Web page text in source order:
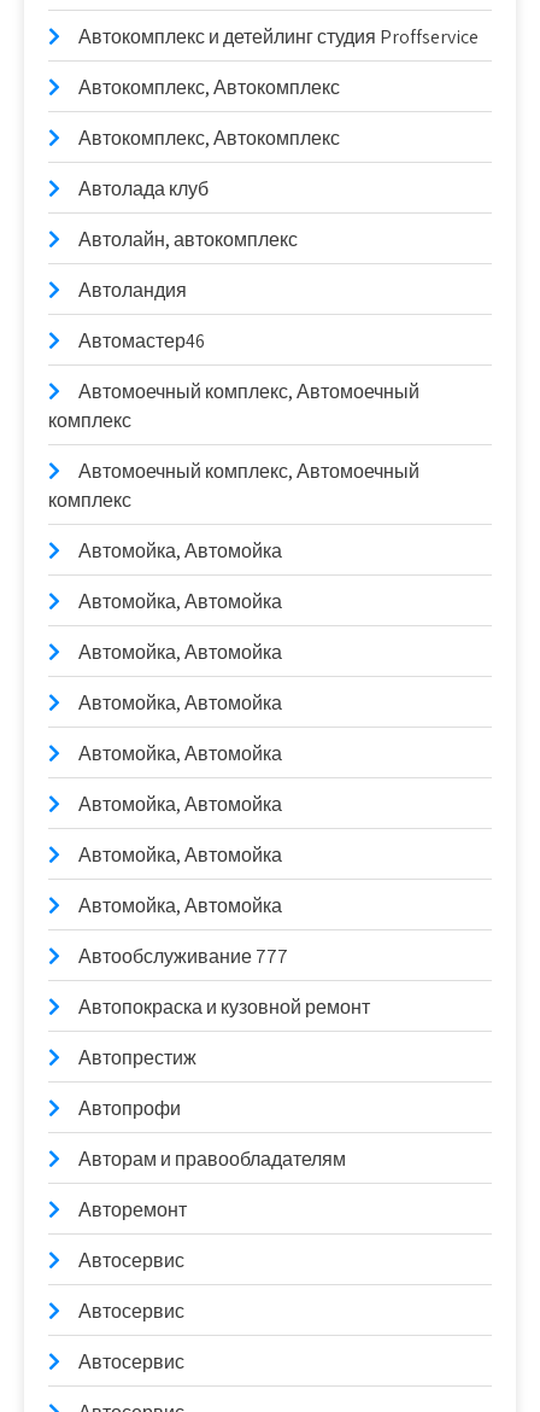
Автокомплекс и детейлинг студия Proffservice
Автокомплекс, Автокомплекс
Автокомплекс, Автокомплекс
Автолада клуб
Автолайн, автокомплекс
Автоландия
Автомастер46
Автомоечный комплекс, Автомоечный
комплекс
Автомоечный комплекс, Автомоечный
комплекс
Автомойка, Автомойка
Автомойка, Автомойка
Автомойка, Автомойка
Автомойка, Автомойка
Автомойка, Автомойка
Автомойка, Автомойка
Автомойка, Автомойка
Автомойка, Автомойка
Автообслуживание 777
Автопокраска и кузовной ремонт
Автопрестиж
Автопрофи
Авторам и правообладателям
Авторемонт
Автосервис
Автосервис
Автосервис